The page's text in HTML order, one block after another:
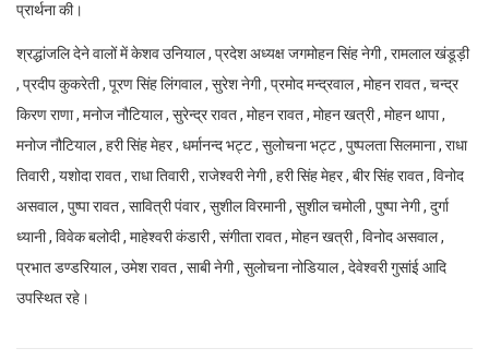
प्रार्थना की।
श्रद्धांजलि देने वालों में केशव उनियाल , प्रदेश अध्यक्ष जगमोहन सिंह नेगी , रामलाल खंडूड़ी
, प्रदीप कुकरेती , पूरण सिंह लिंगवाल , सुरेश नेगी , प्रमोद मन्द्रवाल , मोहन रावत , चन्द्र
किरण राणा , मनोज नौटियाल , सुरेन्द्र रावत , मोहन रावत , मोहन खत्री , मोहन थापा ,
मनोज नौटियाल , हरी सिंह मेहर , धर्मानन्द भट्ट , सुलोचना भट्ट , पुष्पलता सिलमाना , राधा
तिवारी , यशोदा रावत , राधा तिवारी , राजेश्वरी नेगी , हरी सिंह मेहर , बीर सिंह रावत , विनोद
असवाल , पुष्पा रावत , सावित्री पंवार , सुशील विरमानी , सुशील चमोली , पुष्पा नेगी , दुर्गा
ध्यानी , विवेक बलोदी , माहेश्वरी कंडारी , संगीता रावत , मोहन खत्री , विनोद असवाल ,
प्रभात डण्डरियाल , उमेश रावत , साबी नेगी , सुलोचना नोडियाल , देवेश्वरी गुसांई आदि
उपस्थित रहे।